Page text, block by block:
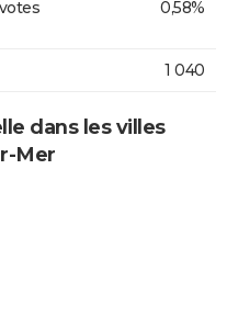
0,58%
1 040
dans les villes
Mer